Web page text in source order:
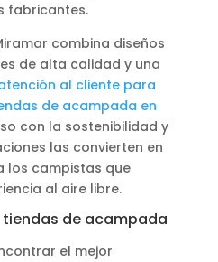
fabricantes.
combina diseños
de alta calidad y una
al cliente para
de acampada en
con la sostenibilidad y
las convierten en
los campistas que
al aire libre.
de acampada
el mejor